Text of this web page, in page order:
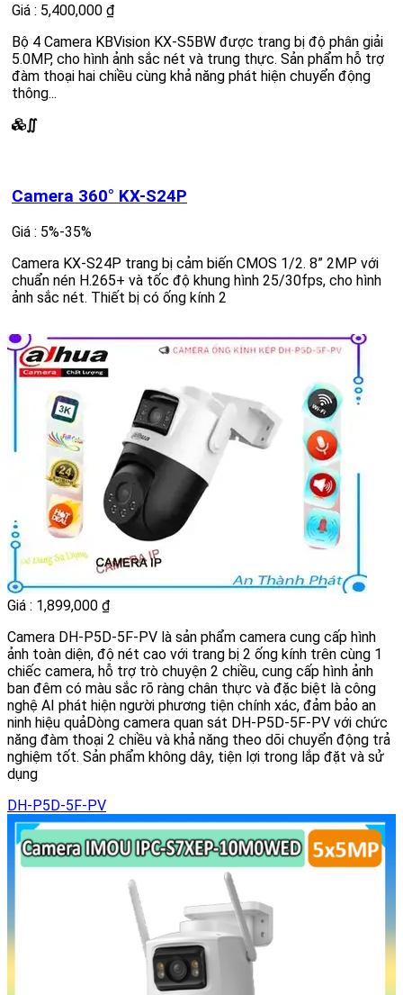
Giá : 5,400,000 ₫
Bộ 4 Camera KBVision KX-S5BW được trang bị độ phân giải
5.0MP, cho hình ảnh sắc nét và trung thực. Sản phẩm hỗ trợ
đàm thoại hai chiều cùng khả năng phát hiện chuyển động
thông...
∬
Camera 360° KX-S24P
Giá : 5%-35%
Camera KX-S24P trang bị cảm biến CMOS 1/2. 8” 2MP với
chuẩn nén H.265+ và tốc độ khung hình 25/30fps, cho hình
ảnh sắc nét. Thiết bị có ống kính 2
Giá : 1,899,000 ₫
Camera DH-P5D-5F-PV là sản phẩm camera cung cấp hình
ảnh toàn diện, độ nét cao với trang bị 2 ống kính trên cùng 1
chiếc camera, hỗ trợ trò chuyện 2 chiều, cung cấp hình ảnh
ban đêm có màu sắc rõ ràng chân thực và đặc biệt là công
nghệ AI phát hiện người phương tiện chính xác, đảm bảo an
ninh hiệu quảDòng camera quan sát DH-P5D-5F-PV với chức
năng đàm thoại 2 chiều và khả năng theo dõi chuyển động trả
nghiệm tốt. Sản phẩm không dây, tiện lợi trong lắp đặt và sử
dụng
DH-P5D-5F-PV